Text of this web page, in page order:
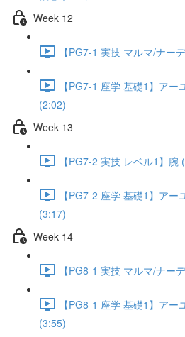
Week 12
【PG7-1 実技 マルマ/ナー
【PG7-1 座学 基礎1】ア
(2:02)
Week 13
【PG7-2 実技 レベル1】腕
【PG7-2 座学 基礎1】ア
(3:17)
Week 14
【PG8-1 実技 マルマ/ナー
【PG8-1 座学 基礎1】ア
(3:55)